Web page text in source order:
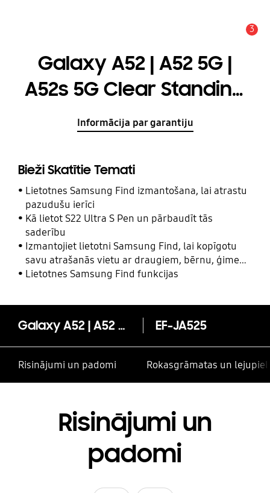
3
Galaxy A52 | A52 5G |
A52s 5G Clear Standing
Cover
Informācija par garantiju
Bieži Skatītie Temati
Lietotnes Samsung Find izmantošana, lai atrastu
pazudušu ierīci
Kā lietot S22 Ultra S Pen un pārbaudīt tās
saderību
Izmantojiet lietotni Samsung Find, lai kopīgotu
savu atrašanās vietu ar draugiem, bērnu, ģimeni
un citām kontaktpersonām
Lietotnes Samsung Find funkcijas
Galaxy A52 | A52 5G | A52s 5G Clear Standing Cover EF-JA525
Risinājumi un padomi Rokasgrāmatas un
Risinājumi un
padomi